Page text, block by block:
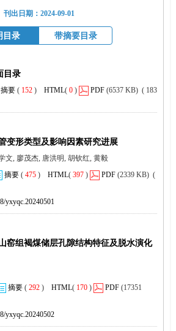
刊出日期：2024-09-01
目录 带摘要目录
目录
摘要 ( 152 ) HTML( 0 ) PDF (6537 KB) ( 183
变形类型及影响因素研究进展
文, 廖茂杰, 唐洪明, 胡钦红, 黄毅
摘要 ( 475 ) HTML( 397 ) PDF (2339 KB) (
yxyqc.20240501
窑组褐煤储层孔隙结构特征及脱水演化
摘要 ( 292 ) HTML( 170 ) PDF (17351
yxyqc.20240502